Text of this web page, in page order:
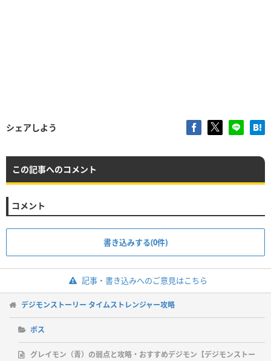
シェアしよう
この記事へのコメント
コメント
書き込みする(0件)
記事・書き込みへのご意見はこちら
デジモンストーリー タイムストレンジャー攻略
ボス
グレイモン（青）の弱点と攻略・おすすめデジモン【デジモンストー